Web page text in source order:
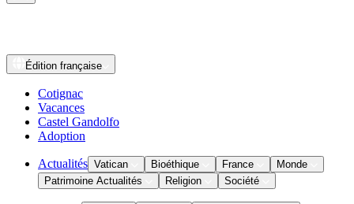
Édition française
Cotignac
Vacances
Castel Gandolfo
Adoption
Actualités Vatican Bioéthique France
Monde
Patrimoine Actualités
Religion Société